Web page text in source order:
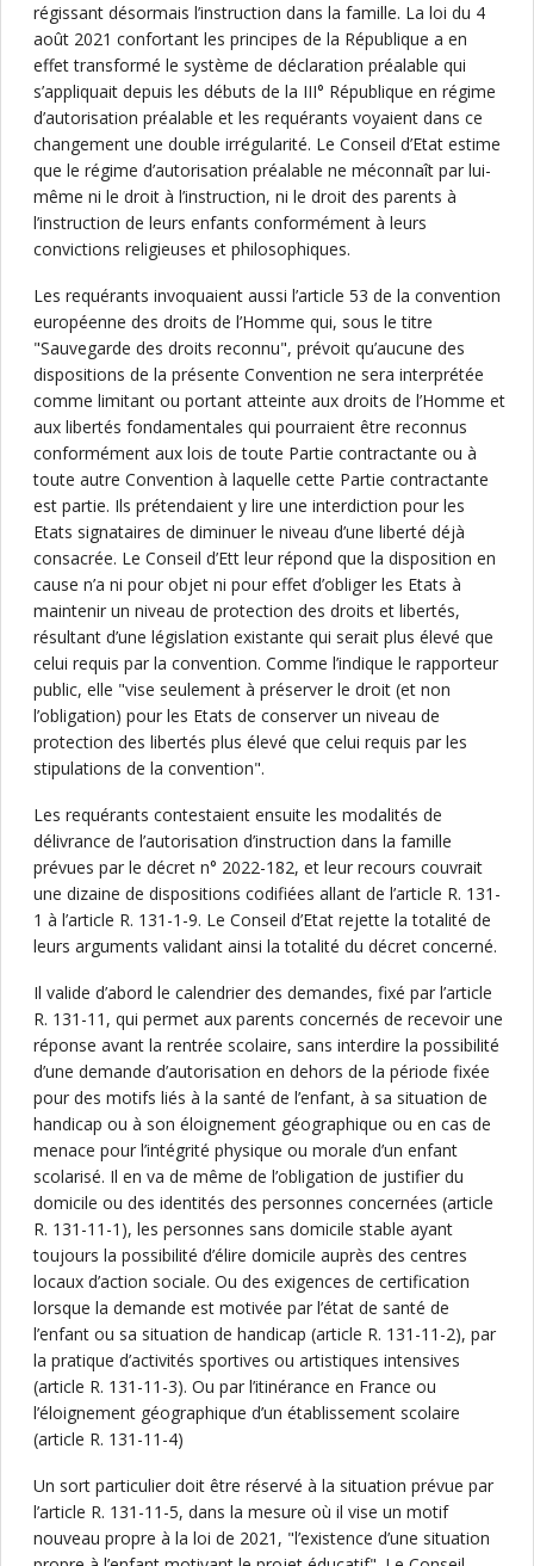
régissant désormais l’instruction dans la famille. La loi du 4
août 2021 confortant les principes de la République a en
effet transformé le système de déclaration préalable qui
s’appliquait depuis les débuts de la III° République en régime
d’autorisation préalable et les requérants voyaient dans ce
changement une double irrégularité. Le Conseil d’Etat estime
que le régime d’autorisation préalable ne méconnaît par lui-
même ni le droit à l’instruction, ni le droit des parents à
l’instruction de leurs enfants conformément à leurs
convictions religieuses et philosophiques.
Les requérants invoquaient aussi l’article 53 de la convention
européenne des droits de l’Homme qui, sous le titre
"Sauvegarde des droits reconnu", prévoit qu’aucune des
dispositions de la présente Convention ne sera interprétée
comme limitant ou portant atteinte aux droits de l’Homme et
aux libertés fondamentales qui pourraient être reconnus
conformément aux lois de toute Partie contractante ou à
toute autre Convention à laquelle cette Partie contractante
est partie. Ils prétendaient y lire une interdiction pour les
Etats signataires de diminuer le niveau d’une liberté déjà
consacrée. Le Conseil d’Ett leur répond que la disposition en
cause n’a ni pour objet ni pour effet d’obliger les Etats à
maintenir un niveau de protection des droits et libertés,
résultant d’une législation existante qui serait plus élevé que
celui requis par la convention. Comme l’indique le rapporteur
public, elle "vise seulement à préserver le droit (et non
l’obligation) pour les Etats de conserver un niveau de
protection des libertés plus élevé que celui requis par les
stipulations de la convention".
Les requérants contestaient ensuite les modalités de
délivrance de l’autorisation d’instruction dans la famille
prévues par le décret n° 2022-182, et leur recours couvrait
une dizaine de dispositions codifiées allant de l’article R. 131-
1 à l’article R. 131-1-9. Le Conseil d’Etat rejette la totalité de
leurs arguments validant ainsi la totalité du décret concerné.
Il valide d’abord le calendrier des demandes, fixé par l’article
R. 131-11, qui permet aux parents concernés de recevoir une
réponse avant la rentrée scolaire, sans interdire la possibilité
d’une demande d’autorisation en dehors de la période fixée
pour des motifs liés à la santé de l’enfant, à sa situation de
handicap ou à son éloignement géographique ou en cas de
menace pour l’intégrité physique ou morale d’un enfant
scolarisé. Il en va de même de l’obligation de justifier du
domicile ou des identités des personnes concernées (article
R. 131-11-1), les personnes sans domicile stable ayant
toujours la possibilité d’élire domicile auprès des centres
locaux d’action sociale. Ou des exigences de certification
lorsque la demande est motivée par l’état de santé de
l’enfant ou sa situation de handicap (article R. 131-11-2), par
la pratique d’activités sportives ou artistiques intensives
(article R. 131-11-3). Ou par l’itinérance en France ou
l’éloignement géographique d’un établissement scolaire
(article R. 131-11-4)
Un sort particulier doit être réservé à la situation prévue par
l’article R. 131-11-5, dans la mesure où il vise un motif
nouveau propre à la loi de 2021, "l’existence d’une situation